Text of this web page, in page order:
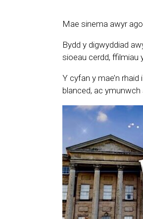
Mae sinema awyr
Bydd y digwyddiad
sioeau cerdd, ffilmiau
Y cyfan y mae’n
blanced, ac ymunwch